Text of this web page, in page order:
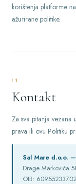
korištenja platforme
ažurirane politike.
11
Kontakt
Za sva pitanja vezana
prava ili ovu Politiku
Sal Mare d.o.o.
Drage Markovića
OIB: 60955233702